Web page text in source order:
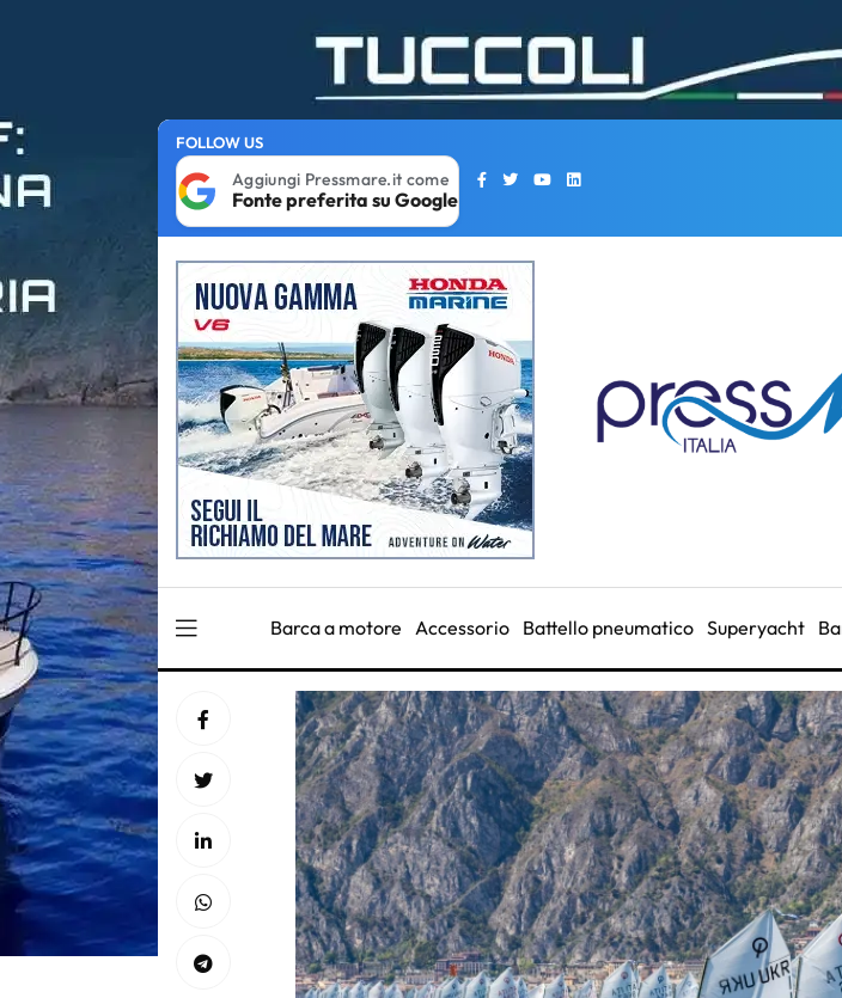
FOLLOW US
Aggiungi Pressmare.it come
Fonte preferita su Google
Barca a motore Accessorio Battello pneumatico Superyacht